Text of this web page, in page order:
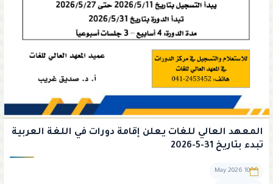
المعهد العالي للغات يعلن إقامة دورات في اللغة العربية
تبدء بتاريخ 31-5-2026
10 May 2026